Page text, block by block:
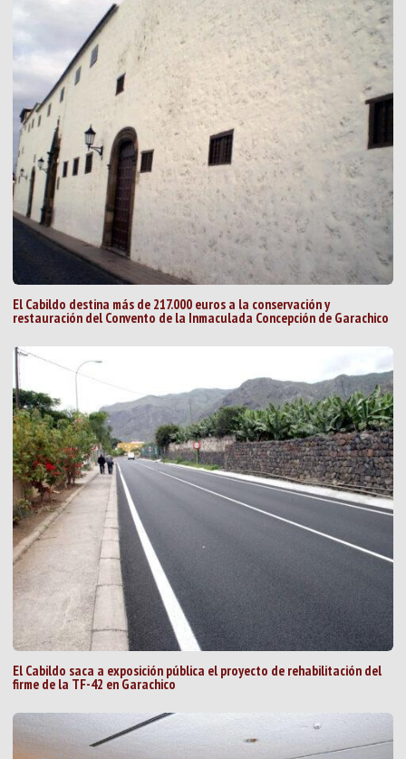
El Cabildo destina más de 217.000 euros a la conservación y
restauración del Convento de la Inmaculada Concepción de Garachico
El Cabildo saca a exposición pública el proyecto de rehabilitación del
firme de la TF-42 en Garachico